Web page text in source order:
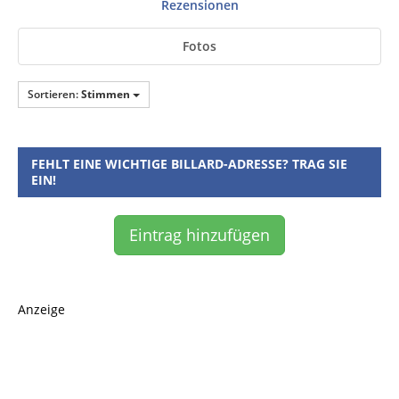
Rezensionen
Fotos
Sortieren:Stimmen
FEHLT EINE WICHTIGE BILLARD-ADRESSE? TRAG SIE
EIN!
Eintrag hinzufügen
Anzeige